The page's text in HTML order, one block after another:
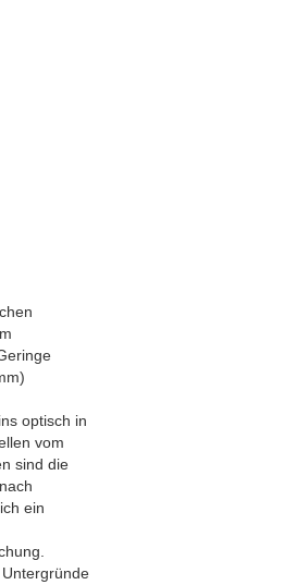
optisch in
vom
sind die
ein